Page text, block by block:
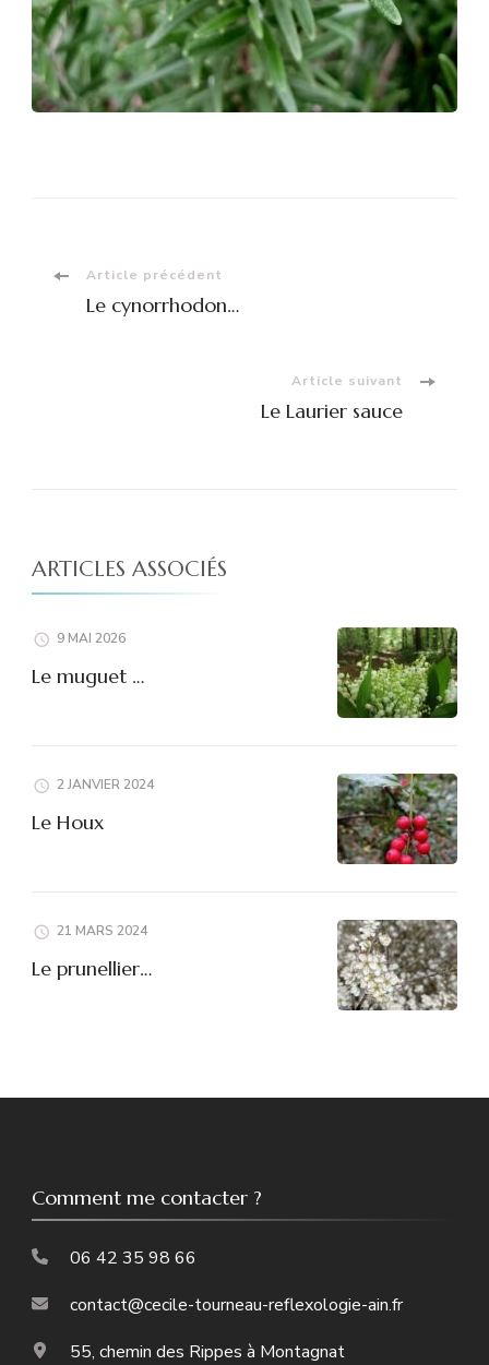
Navigation
Article précédent
Le cynorrhodon…
Article suivant
Le Laurier sauce
ARTICLES ASSOCIÉS
9 MAI 2026
Le muguet …
2 JANVIER 2024
Le Houx
21 MARS 2024
Le prunellier…
Comment me contacter ?
06 42 35 98 66
contact@cecile-tourneau-reflexologie-ain.fr
55, chemin des Rippes à Montagnat